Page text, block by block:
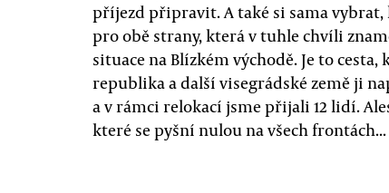
příjezd připravit. A také si sama vybrat,
pro obě strany, která v tuhle chvíli
situace na Blízkém východě. Je to
republika a další visegrádské země ji
a v rámci relokací jsme přijali 12 lidí.
které se pyšní nulou na všech frontách...